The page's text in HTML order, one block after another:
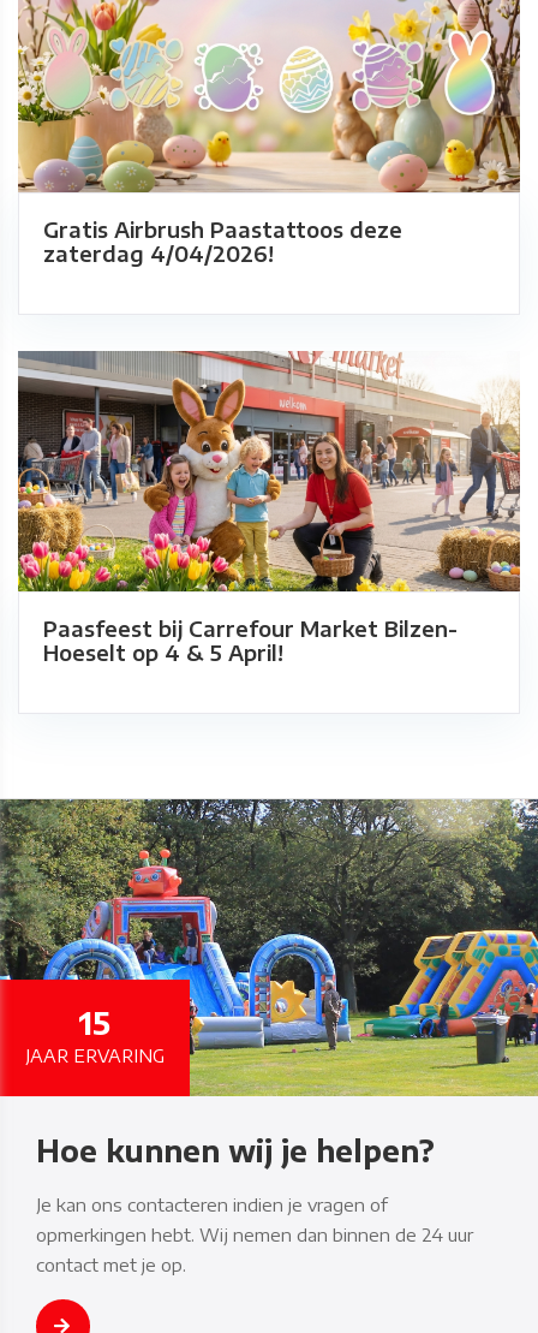
Gratis Airbrush Paastattoos deze
zaterdag 4/04/2026!
Paasfeest bij Carrefour Market Bilzen-
Hoeselt op 4 & 5 April!
Hoe kunnen wij je helpen?
Je kan ons contacteren indien je vragen of
opmerkingen hebt. Wij nemen dan binnen de 24 uur
contact met je op.
15
JAAR ERVARING